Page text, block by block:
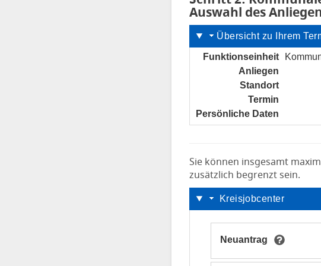
Auswahl des
Übersicht zu Ihrem
Funktionseinheit
Anliegen
Standort
Termin
Persönliche Daten
Sie können insgesamt
zusätzlich begrenzt sein.
Kreisjobcenter
Neuantrag
Tooltip Sie können
Den Weiter-Schalter der